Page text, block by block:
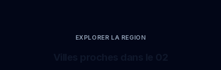
EXPLORER LA REGION